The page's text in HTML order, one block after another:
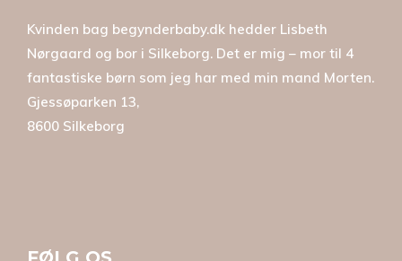
Kvinden bag begynderbaby.dk hedder Lisbeth
Nørgaard og bor i Silkeborg. Det er mig – mor til 4
fantastiske børn som jeg har med min mand Morten.
Gjessøparken 13,
8600 Silkeborg